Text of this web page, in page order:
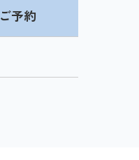
ご予約